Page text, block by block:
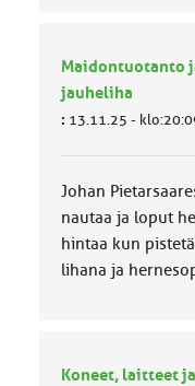
Maidontuotanto
jauheliha
: 13.11.25 -
Johan
nautaa ja loput
hintaa kun
lihana ja
Koneet, laitteet